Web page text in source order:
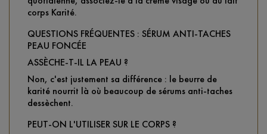
corps Karité.
QUESTIONS FRÉQUENTES : SÉRUM ANTI-TACHES
PEAU FONCÉE
ASSÈCHE-T-IL LA PEAU ?
Non, c'est justement sa différence : le beurre de
karité nourrit là où beaucoup de sérums anti-taches
dessèchent.
PEUT-ON L'UTILISER SUR LE CORPS ?